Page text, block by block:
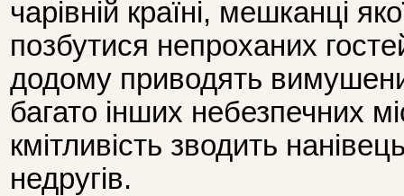
чарівній країні, мешканці
позбутися непроханих
додому приводять
багато інших небезпечних
кмітливість зводить
недругів.